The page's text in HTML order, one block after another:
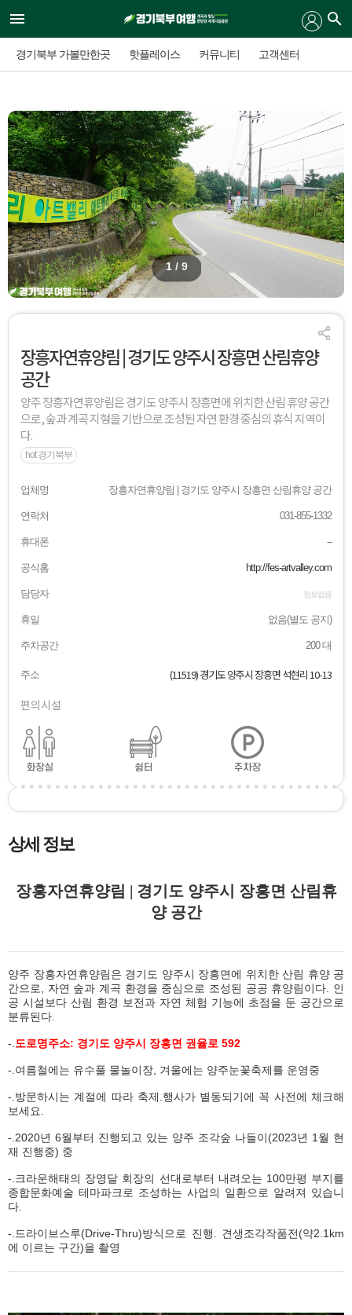
경기북부 가볼만한곳 핫플레이스 커뮤니티 고객센터
1/ 9
장흥자연휴양림 | 경기도 양주시 장흥면 산림휴양
공간
양주 장흥자연휴양림은 경기도 양주시 장흥면에 위치한 산림 휴양 공간
으로, 숲과 계곡 지형을 기반으로 조성된 자연 환경 중심의 휴식 지역이
다.
hot 경기북부
업체명 장흥자연휴양림 | 경기도 양주시 장흥면 산림휴양 공간
연락처 031-855-1332
휴대폰 --
공식홈 http://fes-artvalley.com
담당자 정보없음
휴일 없음(별도 공지)
주차공간 200 대
주소 (11519) 경기도 양주시 장흥면 석현리 10-13
편의시설
상세 정보
장흥자연휴양림 | 경기도 양주시 장흥면 산림휴
양 공간
양주 장흥자연휴양림은 경기도 양주시 장흥면에 위치한 산림 휴양 공
간으로, 자연 숲과 계곡 환경을 중심으로 조성된 공공 휴양림이다. 인
공 시설보다 산림 환경 보전과 자연 체험 기능에 초점을 둔 공간으로
분류된다.
-. 도로명주소: 경기도 양주시 장흥면 권율로 592
-.여름철에는 유수풀 물놀이장, 겨울에는 양주눈꽃축제를 운영중
-.방문하시는 계절에 따라 축제.행사가 별동되기에 꼭 사전에 체크해
보세요.
-.2020년 6월부터 진행되고 있는 양주 조각숲 나들이(2023년 1월 현
재 진행중) 중
-.크라운해태의 장영달 회장의 선대로부터 내려오는 100만평 부지를
종합문화예술 테마파크로 조성하는 사업의 일환으로 알려져 있습니
다.
-.드라이브스루(Drive-Thru)방식으로 진행. 견생조각작품전(약2.1km
에 이르는 구간)을 촬영